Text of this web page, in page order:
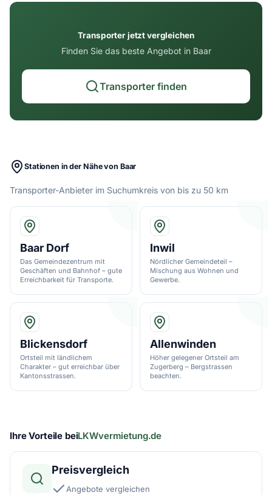
Transporter jetzt vergleichen
Finden Sie das beste Angebot in Baar
Transporter finden
Stationen in der Nähe von Baar
Transporter-Anbieter im Suchumkreis von bis zu 50 km
Baar Dorf
Das Gemeindezentrum mit
Geschäften und Bahnhof – gute
Erreichbarkeit für Transporte.
Inwil
Nördlicher Gemeindeteil –
Mischung aus Wohnen und
Gewerbe.
Blickensdorf
Ortsteil mit ländlichem
Charakter – gut erreichbar über
Kantonsstrassen.
Allenwinden
Höher gelegener Ortsteil am
Zugerberg – Bergstrassen
beachten.
Ihre Vorteile beiLKWvermietung.de
Preisvergleich
Angebote vergleichen